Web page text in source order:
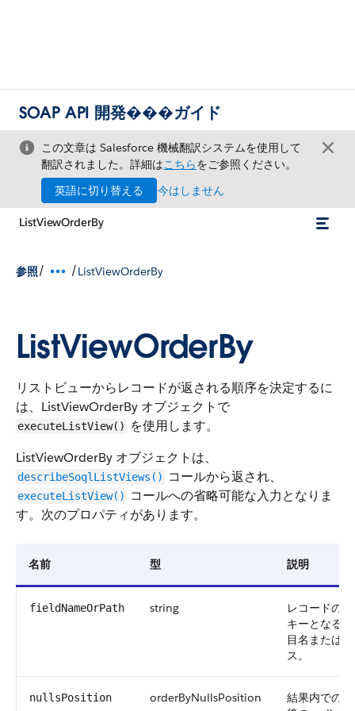
SOAP API 開発���ガイド
この文章は Salesforce 機械翻訳システムを使用して
翻訳されました。詳細はこちらをご参照ください。
英語に切り替える
今はしません
ListViewOrderBy
参照/ /ListViewOrderBy
ListViewOrderBy
リストビューからレコードが返される順序を決定するに
は、ListViewOrderBy オブジェクトで
executeListView()
を使用します。
ListViewOrderBy オブジェクトは、
describeSoqlListViews() コールから返され、
executeListView()
コールへの省略可能な入力となりま
す。次のプロパティがあります。
名前 型 説明
fieldNameOrPath string
レコードの
キーとなる
目名または
ス。
nullsPosition orderByNullsPosition
結果内での